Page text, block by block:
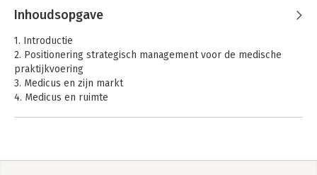
Inhoudsopgave
1. Introductie
2. Positionering strategisch management voor de medische
praktijkvoering
3. Medicus en zijn markt
4. Medicus en ruimte